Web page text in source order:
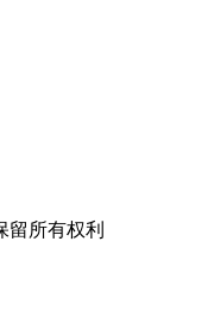
留所有权利